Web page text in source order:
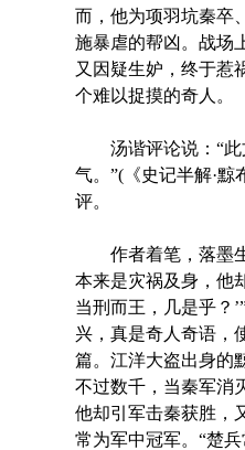
而，他为项羽坑秦卒
施暴虐的帮凶。战场
又因疑生妒，终于惹
个难以捉摸的奇人。
汤谐评论说：“此
气。”(《史记半解·黥
评。
作者着笔，落墨生
本来是灾祸及身，他
当刑而王，几是乎？
兴，真是奇人奇语，
篇。江洋大盗出身的
不过数千，当秦军消
他却引军击秦获胜，
常为军中冠军。“楚